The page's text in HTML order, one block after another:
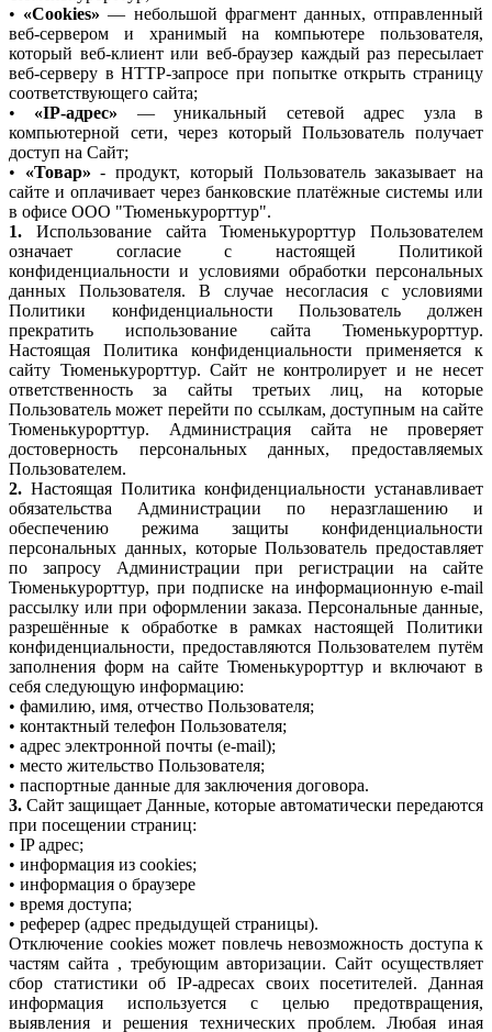
• «Cookies» — небольшой фрагмент данных, отправленный
веб-сервером и хранимый на компьютере пользователя,
который веб-клиент или веб-браузер каждый раз пересылает
веб-серверу в HTTP-запросе при попытке открыть страницу
соответствующего сайта;
• «IP-адрес» — уникальный сетевой адрес узла в
компьютерной сети, через который Пользователь получает
доступ на Сайт;
• «Товар» - продукт, который Пользователь заказывает на
сайте и оплачивает через банковские платёжные системы или
в офисе ООО "Тюменькурорттур".
1. Использование сайта Тюменькурорттур Пользователем
означает согласие с настоящей Политикой
конфиденциальности и условиями обработки персональных
данных Пользователя. В случае несогласия с условиями
Политики конфиденциальности Пользователь должен
прекратить использование сайта Тюменькурорттур.
Настоящая Политика конфиденциальности применяется к
сайту Тюменькурорттур. Сайт не контролирует и не несет
ответственность за сайты третьих лиц, на которые
Пользователь может перейти по ссылкам, доступным на сайте
Тюменькурорттур. Администрация сайта не проверяет
достоверность персональных данных, предоставляемых
Пользователем.
2. Настоящая Политика конфиденциальности устанавливает
обязательства Администрации по неразглашению и
обеспечению режима защиты конфиденциальности
персональных данных, которые Пользователь предоставляет
по запросу Администрации при регистрации на сайте
Тюменькурорттур, при подписке на информационную e-mail
рассылку или при оформлении заказа. Персональные данные,
разрешённые к обработке в рамках настоящей Политики
конфиденциальности, предоставляются Пользователем путём
заполнения форм на сайте Тюменькурорттур и включают в
себя следующую информацию:
• фамилию, имя, отчество Пользователя;
• контактный телефон Пользователя;
• адрес электронной почты (e-mail);
• место жительство Пользователя;
• паспортные данные для заключения договора.
3. Сайт защищает Данные, которые автоматически передаются
при посещении страниц:
• IP адрес;
• информация из cookies;
• информация о браузере
• время доступа;
• реферер (адрес предыдущей страницы).
Отключение cookies может повлечь невозможность доступа к
частям сайта , требующим авторизации. Сайт осуществляет
сбор статистики об IP-адресах своих посетителей. Данная
информация используется с целью предотвращения,
выявления и решения технических проблем. Любая иная